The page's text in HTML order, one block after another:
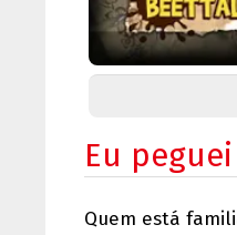
Eu
Quem está